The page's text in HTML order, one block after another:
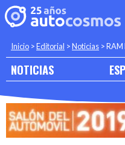
Inicio >Editorial >Noticias >RAM
NOTICIAS